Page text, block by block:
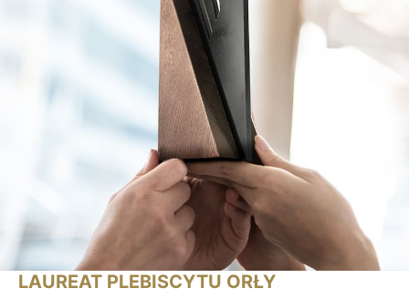
LAUREAT PLEBISCYTU ORŁY